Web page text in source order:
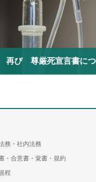
再び 尊厳死宣言書に
務・社内法務
・合意書・覚書・規約
程